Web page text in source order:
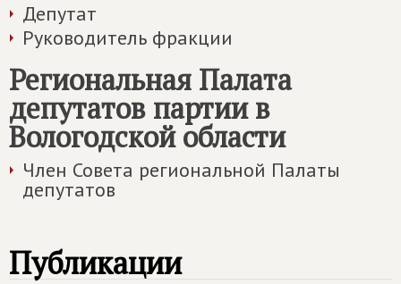
Депутат
Руководитель фракции
Региональная Палата
депутатов партии в
Вологодской области
Член Совета региональной Палаты
депутатов
Публикации